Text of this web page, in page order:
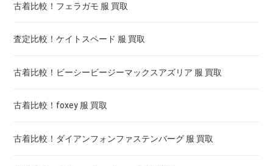
古着比較！フェラガモ 服 買取
査定比較！ケイトスペード 服 買取
古着比較！ビーシービージーマックスアズリア 服 買取
古着比較！foxey 服 買取
古着比較！ダイアンフォンファステンバーグ 服 買取